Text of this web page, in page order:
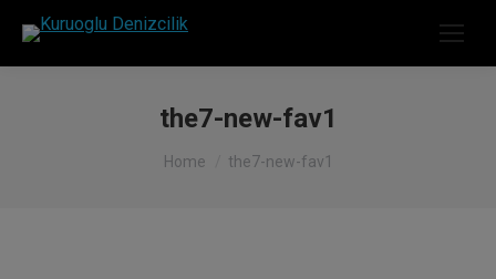
the7-new-fav1
You are here:
Home the7-new-fav1